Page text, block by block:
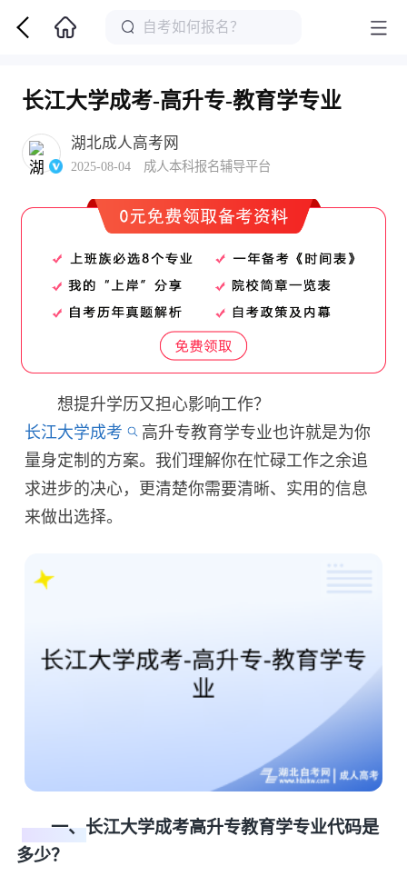
长江大学成考-高升专-教育学专业
湖北成人高考网
2025-08-04 成人本科报名辅导平台
想提升学历又担心影响工作？
长江大学成考
高升专教育学专业也许就是为你
量身定制的方案。我们理解你在忙碌工作之余追
求进步的决心，更清楚你需要清晰、实用的信息
来做出选择。
一、长江大学成考高升专教育学专业代码是
多少？